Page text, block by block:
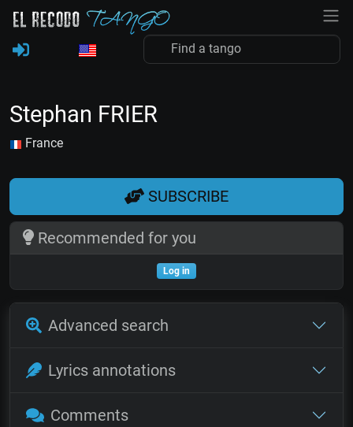
Stephan FRIER
France
SUBSCRIBE
Recommended for you
Log in
Advanced search
Lyrics annotations
Comments